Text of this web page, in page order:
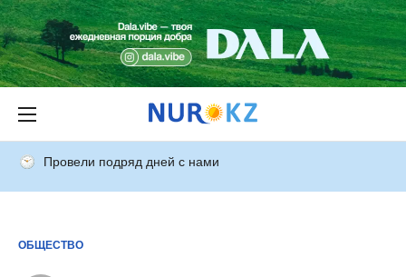
Провели подряд дней с нами
ОБЩЕСТВО